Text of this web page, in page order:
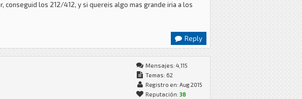
conseguid los 212/412, y si quereis algo mas grande iria a los
Reply
Mensajes: 4,115
Temas: 62
Registro en: Aug 2015
Reputación: 38